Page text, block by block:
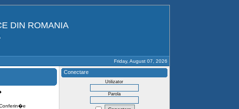
DIN ROMANIA
Friday, August 07, 2026
Conectare
Utilizator
Parola